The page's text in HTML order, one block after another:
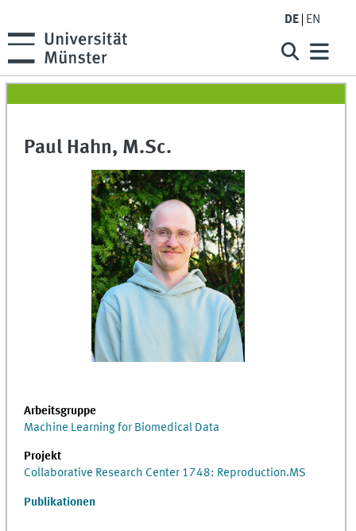
DE EN
Paul Hahn, M.Sc.
Arbeitsgruppe
Machine Learning for Biomedical Data
Projekt
Collaborative Research Center 1748: Reproduction.MS
Publikationen